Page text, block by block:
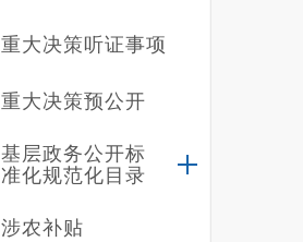
重大决策听证事项
重大决策预公开
基层政务公开标
准化规范化目录
涉农补贴